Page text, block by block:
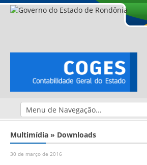
Multimídia » Downloads
30 de março de 2016